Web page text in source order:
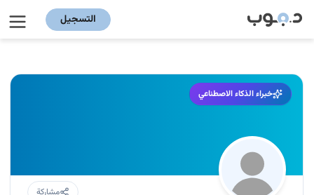
التسجيل
خبراء الذكاء الاصطناعي
مشاركة